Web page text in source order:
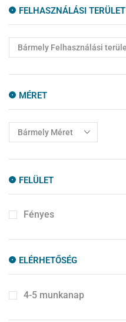
Padlólapok
Szabadonálló Kád
Zuhanyajtók
Zuhanyfalak
Zuhanytálcák
FELHASZNÁLÁSI TERÜLET
MÉRET
FELÜLET
Fényes
ELÉRHETŐSÉG
4-5 munkanap